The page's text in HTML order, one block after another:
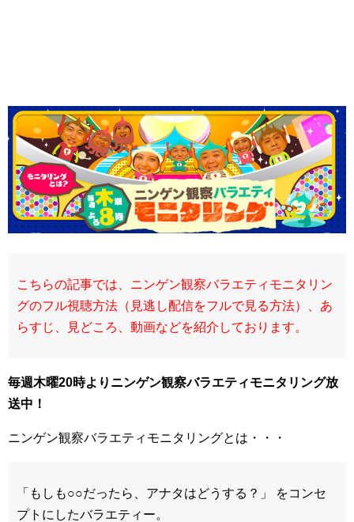
こちらの記事では、ニンゲン観察バラエティモニタリン
グのフル視聴方法（見逃し配信をフルで見る方法）、あ
らすじ、見どころ、動画などを紹介しております。
毎週木曜20時よりニンゲン観察バラエティモニタリング放
送中！
ニンゲン観察バラエティモニタリングとは・・・
「もしも○○だったら、アナタはどうする？」 をコンセ
プトにしたバラエティー。